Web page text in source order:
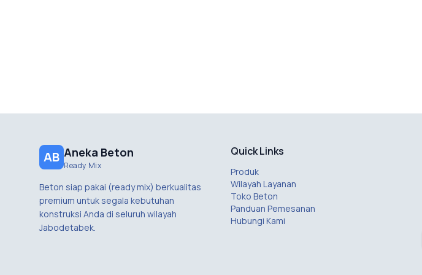
AB Aneka Beton
Ready Mix
Beton siap pakai (ready mix) berkualitas
premium untuk segala kebutuhan
konstruksi Anda di seluruh wilayah
Jabodetabek.
Quick Links
Produk
Wilayah Layanan
Toko Beton
Panduan Pemesanan
Hubungi Kami